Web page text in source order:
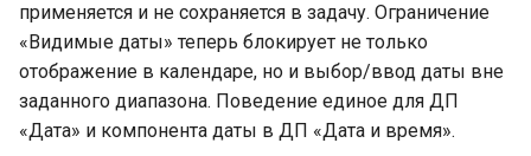
применяется и не сохраняется в задачу. Ограничение
«Видимые даты» теперь блокирует не только
отображение в календаре, но и выбор/ввод даты вне
заданного диапазона. Поведение единое для ДП
«Дата» и компонента даты в ДП «Дата и время».